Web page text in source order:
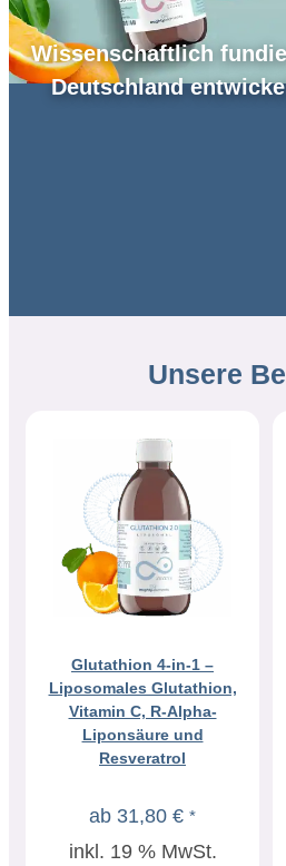
Wissenschaftlich
Deutschland
Unsere
Glutathion 4-in-1 –
Liposomales Glutathion,
Vitamin C, R-Alpha-
Liponsäure und
Resveratrol
ab 31,80 € *
inkl. 19 % MwSt.